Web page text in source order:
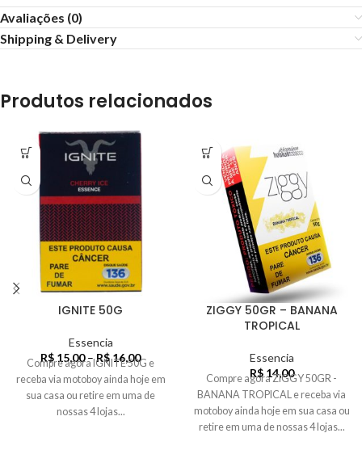
Avaliações (0)
Shipping & Delivery
Produtos relacionados
IGNITE 50G
Essencia
R$ 15,00 –R$16,00
Compre agora IGNITE 50G e
receba via motoboy ainda hoje em
sua casa ou retire em uma de
nossas 4 lojas...
ZIGGY 50GR – BANANA
TROPICAL
Essencia
R$14,00
Compre agora ZIGGY 50GR -
BANANA TROPICAL e receba via
motoboy ainda hoje em sua casa ou
retire em uma de nossas 4 lojas...